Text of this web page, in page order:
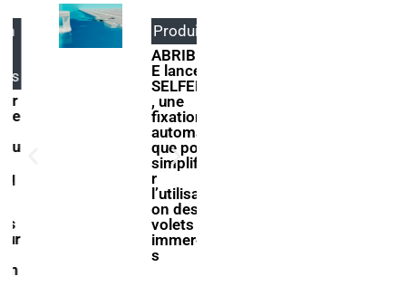
Produits
ABRIBLU
E lance
SELFEEX
fixation
automati
que pour
simplifie
l’utilisati
on des
volets
immergé